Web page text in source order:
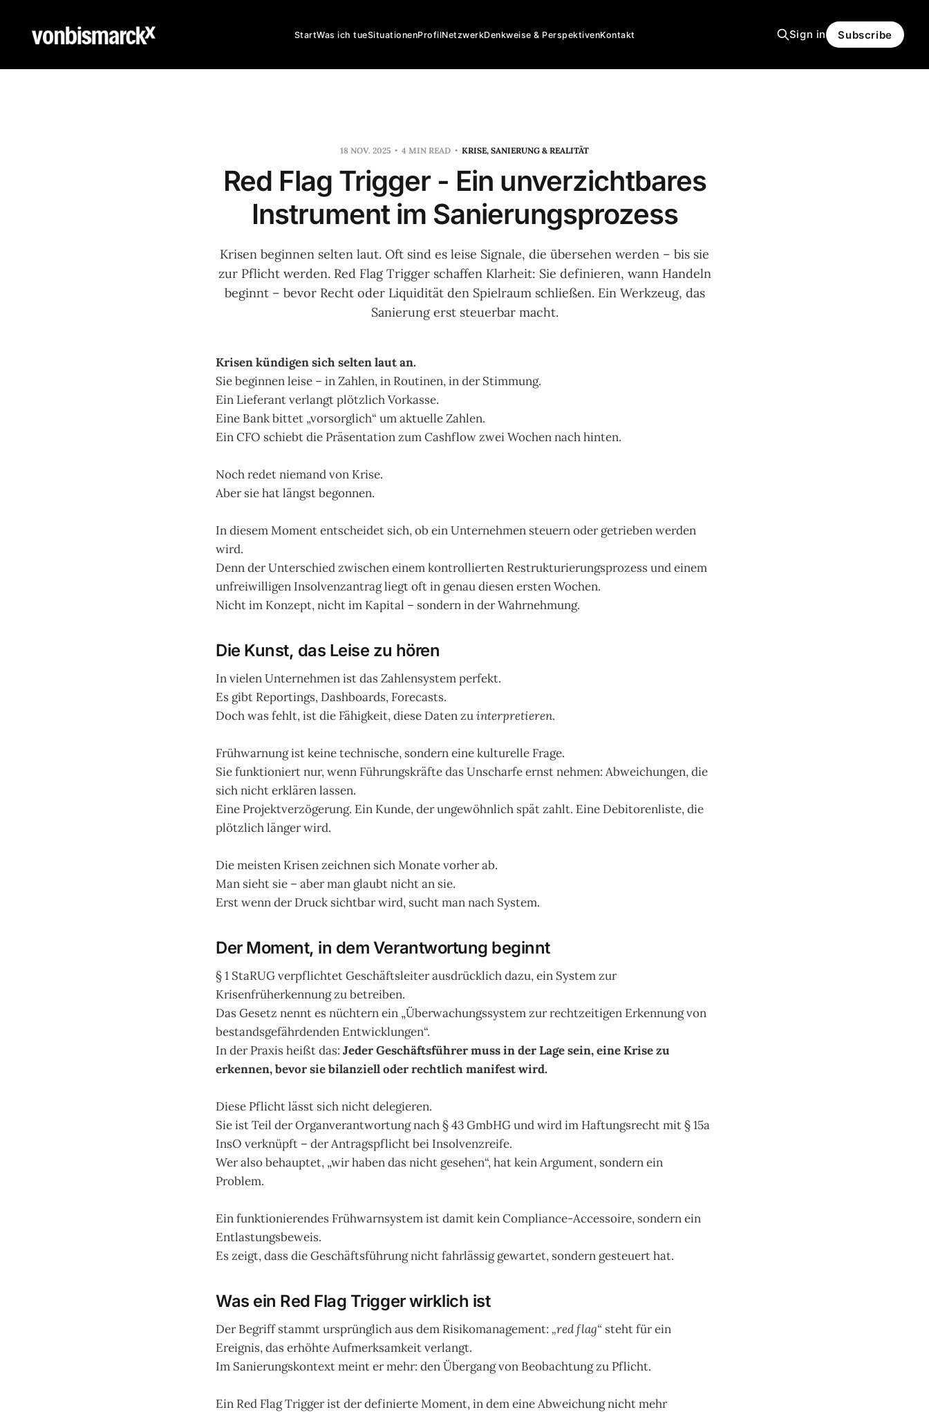
StartWas ich tueSituationenProfilNetzwerkDenkweise & PerspektivenKontakt Sign in Subscribe
18 NOV. 2025 4 MIN READ KRISE, SANIERUNG & REALITÄT
Red Flag Trigger - Ein unverzichtbares
Instrument im Sanierungsprozess
Krisen beginnen selten laut. Oft sind es leise Signale, die übersehen werden – bis sie
zur Pflicht werden. Red Flag Trigger schaffen Klarheit: Sie definieren, wann Handeln
beginnt – bevor Recht oder Liquidität den Spielraum schließen. Ein Werkzeug, das
Sanierung erst steuerbar macht.
Krisen kündigen sich selten laut an.
Sie beginnen leise – in Zahlen, in Routinen, in der Stimmung.
Ein Lieferant verlangt plötzlich Vorkasse.
Eine Bank bittet „vorsorglich“ um aktuelle Zahlen.
Ein CFO schiebt die Präsentation zum Cashflow zwei Wochen nach hinten.
Noch redet niemand von Krise.
Aber sie hat längst begonnen.
In diesem Moment entscheidet sich, ob ein Unternehmen steuern oder getrieben werden
wird.
Denn der Unterschied zwischen einem kontrollierten Restrukturierungsprozess und einem
unfreiwilligen Insolvenzantrag liegt oft in genau diesen ersten Wochen.
Nicht im Konzept, nicht im Kapital – sondern in der Wahrnehmung.
Die Kunst, das Leise zu hören
In vielen Unternehmen ist das Zahlensystem perfekt.
Es gibt Reportings, Dashboards, Forecasts.
Doch was fehlt, ist die Fähigkeit, diese Daten zuinterpretieren.
Frühwarnung ist keine technische, sondern eine kulturelle Frage.
Sie funktioniert nur, wenn Führungskräfte das Unscharfe ernst nehmen: Abweichungen, die
sich nicht erklären lassen.
Eine Projektverzögerung. Ein Kunde, der ungewöhnlich spät zahlt. Eine Debitorenliste, die
plötzlich länger wird.
Die meisten Krisen zeichnen sich Monate vorher ab.
Man sieht sie – aber man glaubt nicht an sie.
Erst wenn der Druck sichtbar wird, sucht man nach System.
Der Moment, in dem Verantwortung beginnt
§ 1 StaRUG verpflichtet Geschäftsleiter ausdrücklich dazu, ein System zur
Krisenfrüherkennung zu betreiben.
Das Gesetz nennt es nüchtern ein „Überwachungssystem zur rechtzeitigen Erkennung von
bestandsgefährdenden Entwicklungen“.
In der Praxis heißt das: Jeder Geschäftsführer muss in der Lage sein, eine Krise zu
erkennen, bevor sie bilanziell oder rechtlich manifest wird.
Diese Pflicht lässt sich nicht delegieren.
Sie ist Teil der Organverantwortung nach § 43 GmbHG und wird im Haftungsrecht mit § 15a
InsO verknüpft – der Antragspflicht bei Insolvenzreife.
Wer also behauptet, „wir haben das nicht gesehen“, hat kein Argument, sondern ein
Problem.
Ein funktionierendes Frühwarnsystem ist damit kein Compliance-Accessoire, sondern ein
Entlastungsbeweis.
Es zeigt, dass die Geschäftsführung nicht fahrlässig gewartet, sondern gesteuert hat.
Was ein Red Flag Trigger wirklich ist
Der Begriff stammt ursprünglich aus dem Risikomanagement: „red flag“ steht für ein
Ereignis, das erhöhte Aufmerksamkeit verlangt.
Im Sanierungskontext meint er mehr: den Übergang von Beobachtung zu Pflicht.
Ein Red Flag Trigger ist der definierte Moment, in dem eine Abweichung nicht mehr